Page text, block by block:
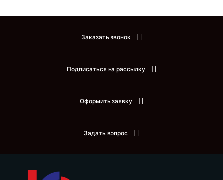
Заказать звонок
Подписаться на рассылку
Оформить заявку
Задать вопрос